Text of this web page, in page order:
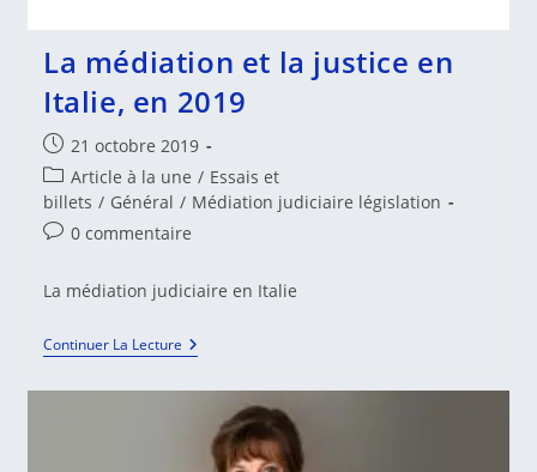
Générale
De
La
République
Le
De
Loi
Finance
2020
Tome
–
Justice
Accès
Droit
La médiation et la justice en
Italie, en 2019
Publication
publiée :
21 octobre 2019
Post
category:
Article à la une / Essais et
billets / Général / Médiation judiciaire législation
Commentaires
la
0 commentaire
La médiation judiciaire en Italie
Continuer La LectureLa
Médiation
Justice
Italie,